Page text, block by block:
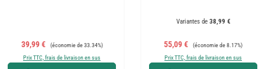
Prix de vente :
39,99 € Prix régulier :
(économie de 33.34%)
Prix TTC, frais de livraison en sus
Variantes de38,99 €
Prix de vente :
55,09 € Prix régulier :
(économie de 8.17%)
Prix TTC, frais de livraison en sus